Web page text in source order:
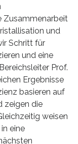
Zusammenarbeit
und
Schritt für
und eine
Prof.
Ergebnisse
basieren auf
zeigen die
weisen
eine